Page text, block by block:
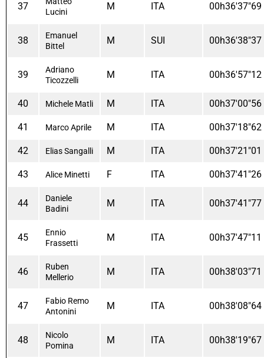
37
Lucini
M ITA 00h36'37"69
38
Emanuel
Bittel
M SUI 00h36'38"37
39
Adriano
Ticozzelli
M ITA 00h36'57"12
40 Michele Matli M ITA 00h37'00"56
41 Marco Aprile M ITA 00h37'18"62
42 Elias Sangalli M ITA 00h37'21"01
43 Alice Minetti F ITA 00h37'41"26
44
Daniele
Badini
M ITA 00h37'41"77
45
Ennio
Frassetti
M ITA 00h37'47"11
46
Ruben
Mellerio
M ITA 00h38'03"71
47
Fabio Remo
Antonini
M ITA 00h38'08"64
48
Nicolo
Pomina
M ITA 00h38'19"67